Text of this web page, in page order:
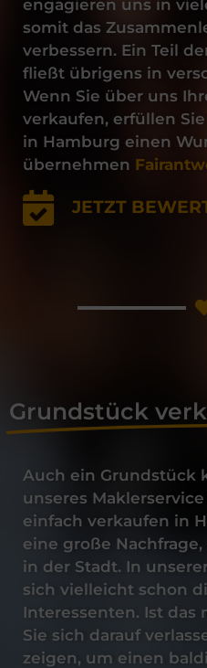
engagieren uns in
somit das
verbessern. Ein Teil
fließt übrigens in
Wenn Sie über uns
verkaufen, erfüllen
in Hamburg einen
übernehmen
JETZT
Grundstück
Auch ein Grundstück
unseres
einfach verkaufen in
eine große
in der Stadt. In
sich vielleicht schon
Interessenten. Ist das
Sie sich darauf
zeigen, um einen